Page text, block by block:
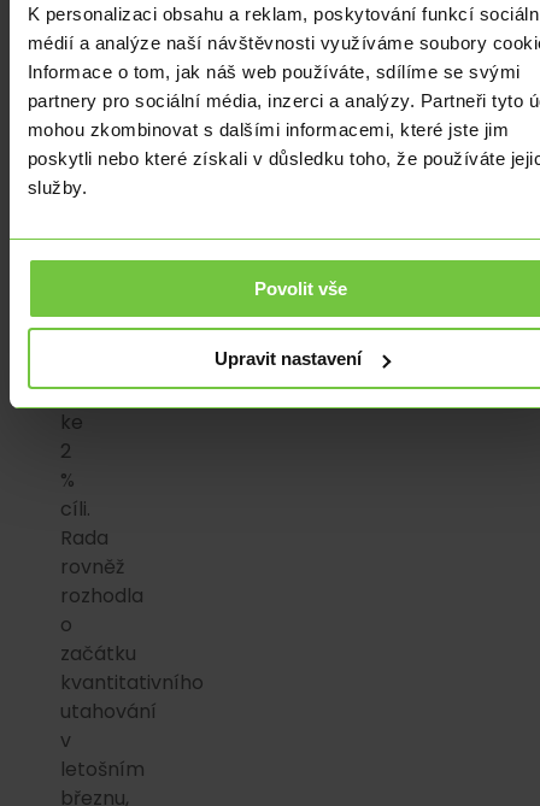
K personalizaci obsahu a reklam, poskytování funkcí
médií a analýze naší návštěvnosti využíváme soubory
Informace o tom, jak náš web používáte, sdílíme se svými
partnery pro sociální média, inzerci a analýzy. Partneři tyto
mohou zkombinovat s dalšími informacemi, které jste jim
poskytli nebo které získali v důsledku toho, že používáte
služby.
Povolit vše
Upravit nastavení
domnívá,
že
sazby
musí
jít
ještě
znatelně
aby
včasný
inflace
ke
2
%
cíli.
Rada
rovněž
rozhodla
o
začátku
kvantitativního
utahování
v
letošním
březnu,